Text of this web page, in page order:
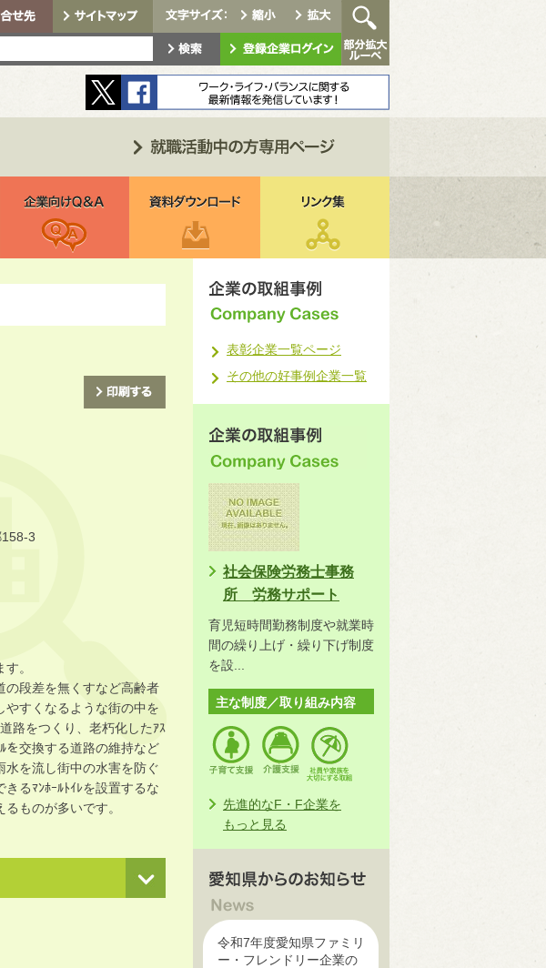
3
。
の段差を無くすなど高齢者
やすくなるような街の中を
路をつくり、老朽化したｱｽ
を交換する道路の維持など
水を流し街中の水害を防ぐ
るﾏﾝﾎｰﾙﾄｲﾚを設置するな
ものが多いです。
表彰企業一覧ページ
その他の好事例企業一覧
社会保険労務士事務
所 労務サポート
育児短時間勤務制度や就業時
間の繰り上げ・繰り下げ制度
を設...
主な制度／取り組み内容
先進的なF・F企業を
もっと見る
令和7年度愛知県ファミリ
ー・フレンドリー企業の